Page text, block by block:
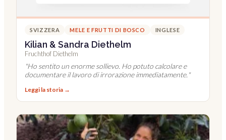
SVIZZERA MELE E FRUTTI DI BOSCO INGLESE
Kilian & Sandra Diethelm
Fruchthof Diethelm
"Ho sentito un enorme sollievo. Ho potuto calcolare e
documentare il lavoro di irrorazione immediatamente. "
Leggi la storia →